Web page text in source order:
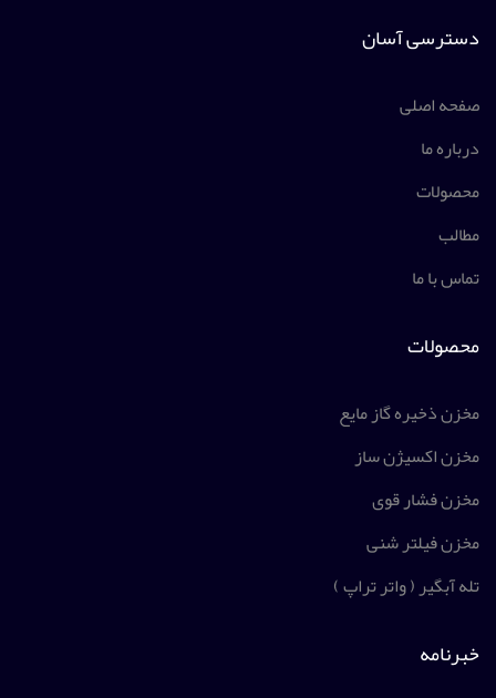
دسترسی آسان
صفحه اصلی
درباره ما
محصولات
مطالب
تماس با ما
محصولات
مخزن ذخیره گاز مایع
مخزن اکسیژن ساز
مخزن فشار قوی
مخزن فیلتر شنی
تله آبگیر ( واتر تراپ )
خبرنامه